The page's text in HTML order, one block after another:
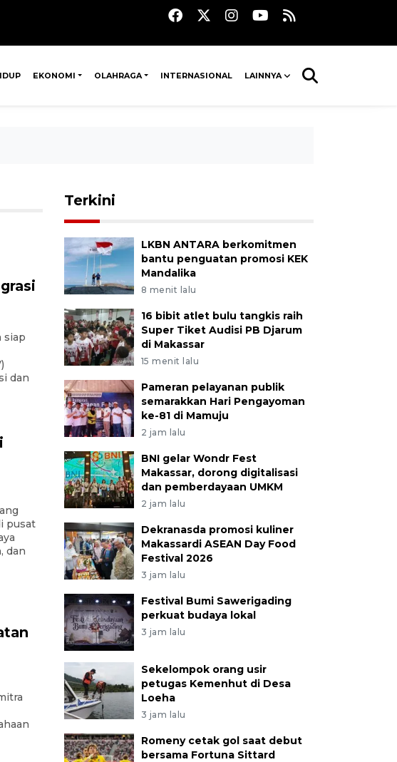
EKONOMI OLAHRAGA INTERNASIONAL LAINNYA
siap
dan
pusat
dan
Terkini
LKBN ANTARA berkomitmen
bantu penguatan promosi KEK
Mandalika
8 menit lalu
16 bibit atlet bulu tangkis raih
Super Tiket Audisi PB Djarum
di Makassar
15 menit lalu
Pameran pelayanan publik
semarakkan Hari Pengayoman
ke-81 di Mamuju
2 jam lalu
BNI gelar Wondr Fest
Makassar, dorong digitalisasi
dan pemberdayaan UMKM
2 jam lalu
Dekranasda promosi kuliner
Makassardi ASEAN Day Food
Festival 2026
3 jam lalu
Festival Bumi Sawerigading
perkuat budaya lokal
3 jam lalu
Sekelompok orang usir
petugas Kemenhut di Desa
Loeha
3 jam lalu
Romeny cetak gol saat debut
bersama Fortuna Sittard